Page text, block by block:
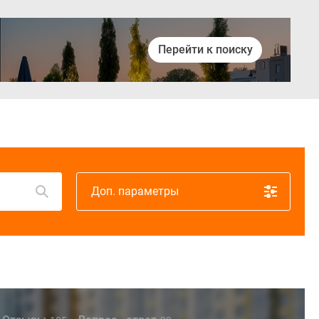
Перейти к поиску
Доп. параметры